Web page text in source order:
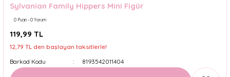
Sylvanian Family Hippers Mini Figür
0 Puan - 0 Yorum
119,99 TL
12,79 TL den başlayan taksitlerle!
Barkod Kodu
8193542011404